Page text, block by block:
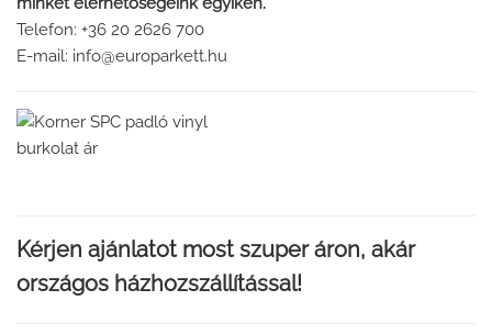
Telefon: +36 20 2626 700
E-mail: info@europarkett.hu
Kérjen ajánlatot most szuper áron, akár
országos házhozszállítással!